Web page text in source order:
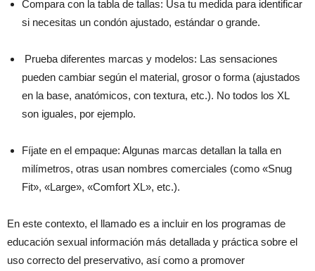
Compara con la tabla de tallas: Usa tu medida para identificar
si necesitas un condón ajustado, estándar o grande.
Prueba diferentes marcas y modelos: Las sensaciones
pueden cambiar según el material, grosor o forma (ajustados
en la base, anatómicos, con textura, etc.). No todos los XL
son iguales, por ejemplo.
Fíjate en el empaque: Algunas marcas detallan la talla en
milímetros, otras usan nombres comerciales (como «Snug
Fit», «Large», «Comfort XL», etc.).
En este contexto, el llamado es a incluir en los programas de
educación sexual información más detallada y práctica sobre el
uso correcto del preservativo, así como a promover